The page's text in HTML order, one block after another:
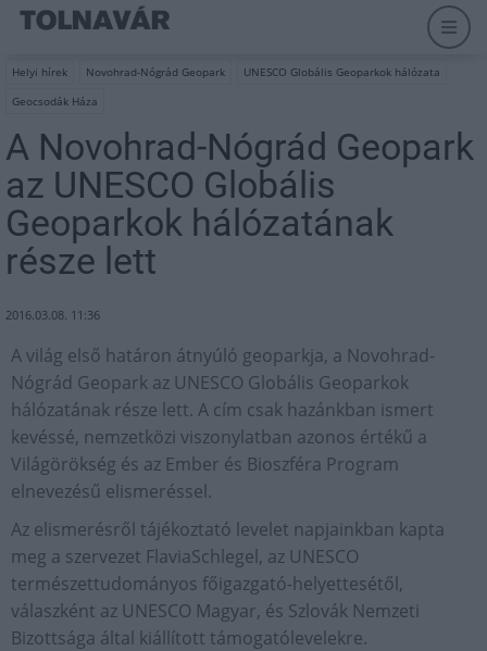
Helyi hírek Novohrad-Nógrád Geopark
UNESCO Globális Geoparkok hálózata
Geocsodák Háza
A Novohrad-Nógrád Geopark
az UNESCO Globális
Geoparkok hálózatának
része lett
2016.03.08. 11:36
A világ első határon átnyúló geoparkja, a Novohrad-
Nógrád Geopark az UNESCO Globális Geoparkok
hálózatának része lett. A cím csak hazánkban ismert
kevéssé, nemzetközi viszonylatban azonos értékű a
Világörökség és az Ember és Bioszféra Program
elnevezésű elismeréssel.
Az elismerésről tájékoztató levelet napjainkban kapta
meg a szervezet FlaviaSchlegel, az UNESCO
természettudományos főigazgató-helyettesétől,
válaszként az UNESCO Magyar, és Szlovák Nemzeti
Bizottsága által kiállított támogatólevelekre.